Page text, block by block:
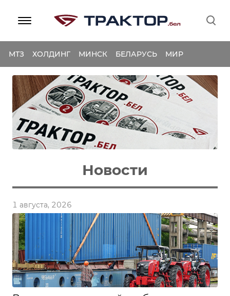
МТЗ ХОЛДИНГ МИНСК БЕЛАРУСЬ МИР
Новости
1 августа, 2026